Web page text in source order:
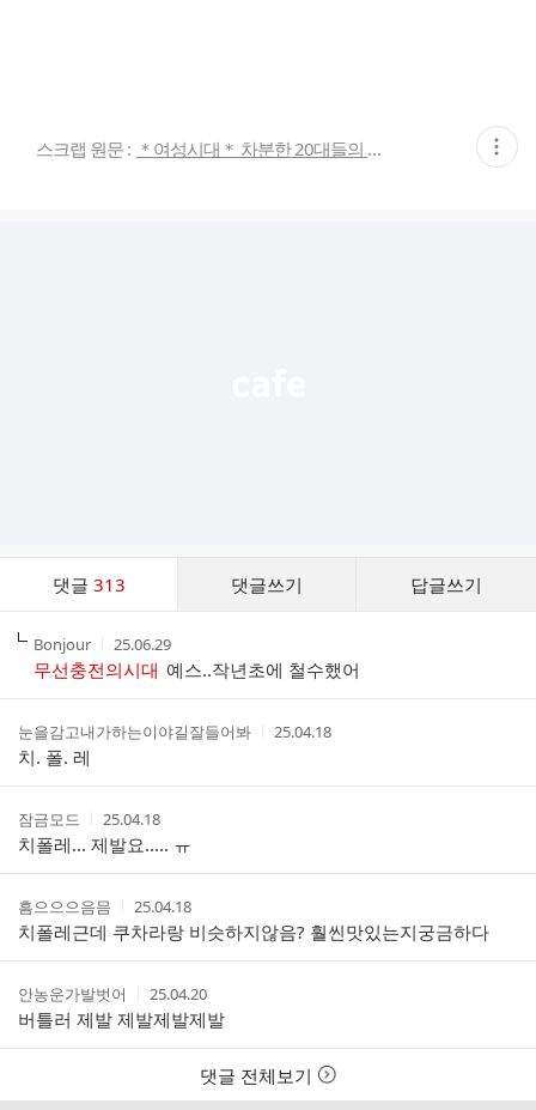
스크랩 원문 : ＊여성시대＊ 차분한 20대들의 알흠다운 공간 현
재
댓글 313 댓글쓰기 답글쓰기
스
작
성
자
Bonjour
작
성
시
간
25.06.29
무선충전의시대 예스..작년초에 철수했어
작
성
자
눈을감고내가하는이야길잘들어봐
작
간
25.04.18
치. 폴. 레
작
성
자
잠금모드
작
성
시
간
25.04.18
치폴레... 제발요..... ㅠ
작
성
자
흠으으으음믐
작
성
시
간
25.04.18
치폴레근데 쿠차라랑 비슷하지않음? 훨씬맛있는지궁금하다
작
성
자
안농운가발벗어
작
성
시
간
25.04.20
버틀러 제발 제발제발제발
댓글 전체보기